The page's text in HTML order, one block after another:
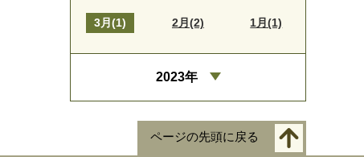
3月(1) 2月(2) 1月(1)
2023年
ページの先頭に戻る